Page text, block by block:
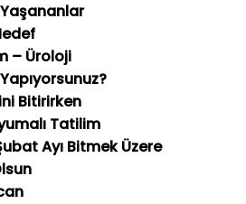
Yaşananlar
– Üroloji
Bitirirken
Tatilim
Ayı Bitmek Üzere